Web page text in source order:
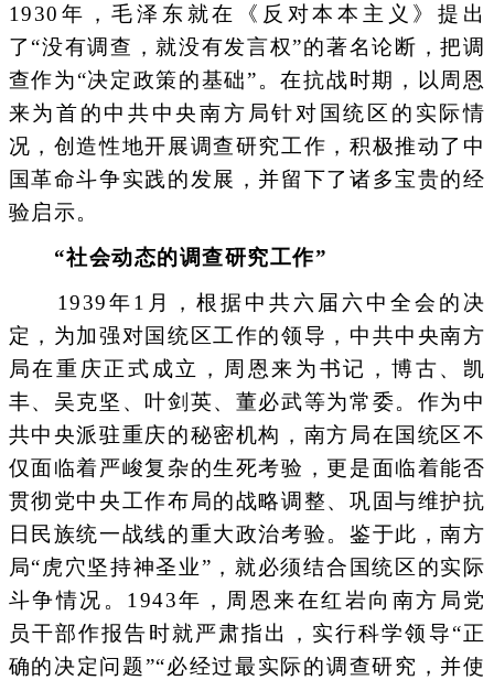
1930年，毛泽东就在《反对本本主义》提出
了“没有调查，就没有发言权”的著名论断，把调
查作为“决定政策的基础”。在抗战时期，以周恩
来为首的中共中央南方局针对国统区的实际情
况，创造性地开展调查研究工作，积极推动了中
国革命斗争实践的发展，并留下了诸多宝贵的经
验启示。
“社会动态的调查研究工作”
1939年1月，根据中共六届六中全会的决
定，为加强对国统区工作的领导，中共中央南方
局在重庆正式成立，周恩来为书记，博古、凯
丰、吴克坚、叶剑英、董必武等为常委。作为中
共中央派驻重庆的秘密机构，南方局在国统区不
仅面临着严峻复杂的生死考验，更是面临着能否
贯彻党中央工作布局的战略调整、巩固与维护抗
日民族统一战线的重大政治考验。鉴于此，南方
局“虎穴坚持神圣业”，就必须结合国统区的实际
斗争情况。1943年，周恩来在红岩向南方局党
员干部作报告时就严肃指出，实行科学领导“正
确的决定问题”“必经过最实际的调查研究，并使